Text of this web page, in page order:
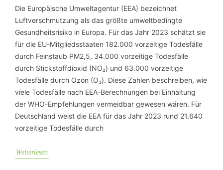
Die Europäische Umweltagentur (EEA) bezeichnet
Luftverschmutzung als das größte umweltbedingte
Gesundheitsrisiko in Europa. Für das Jahr 2023 schätzt sie
für die EU-Mitgliedsstaaten 182.000 vorzeitige Todesfälle
durch Feinstaub PM2,5, 34.000 vorzeitige Todesfälle
durch Stickstoffdioxid (NO₂) und 63.000 vorzeitige
Todesfälle durch Ozon (O₃). Diese Zahlen beschreiben, wie
viele Todesfälle nach EEA-Berechnungen bei Einhaltung
der WHO-Empfehlungen vermeidbar gewesen wären. Für
Deutschland weist die EEA für das Jahr 2023 rund 21.640
vorzeitige Todesfälle durch
Weiterlesen